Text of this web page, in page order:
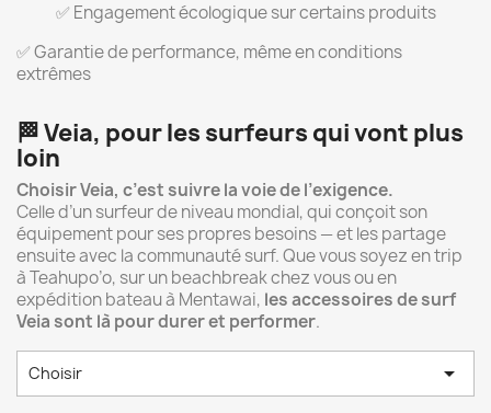
✅ Engagement écologique sur certains produits
✅ Garantie de performance, même en conditions
extrêmes
🏁Veia, pour les surfeurs qui vont plus
loin
Choisir Veia, c’est suivre la voie de l’exigence.
Celle d’un surfeur de niveau mondial, qui conçoit son
équipement pour ses propres besoins — et les partage
ensuite avec la communauté surf. Que vous soyez en trip
à Teahupo’o, sur un beachbreak chez vous ou en
expédition bateau à Mentawai, les accessoires de surf
Veia sont là pour durer et performer.
Choisir 